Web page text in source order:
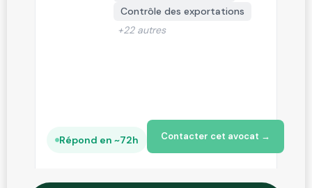
Contrôle des exportations
+22 autres
Répond en ~72h Contacter cet avocat →